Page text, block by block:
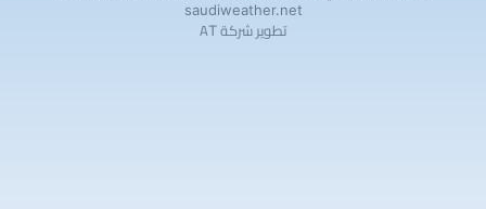
saudiweather.net
تطوير شركة AT